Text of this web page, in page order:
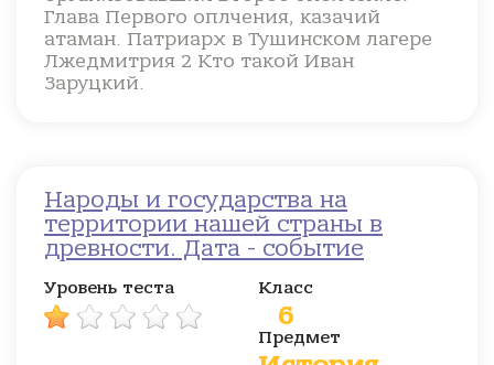
Глава Первого оплчения, казачий
атаман. Патриарх в Тушинском лагере
Лжедмитрия 2 Кто такой Иван
Заруцкий.
Народы и государства на
территории нашей страны в
древности. Дата - событие
Уровень теста Класс
6
Предмет